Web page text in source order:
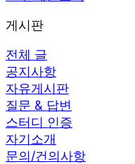
게시판
전체 글
공지사항
자유게시판
질문 & 답변
스터디 인증
자기소개
문의/건의사항